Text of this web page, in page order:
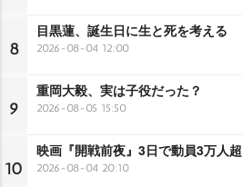
8
目黒蓮、誕生日に生と死を考える
2026-08-04 12:00
9
重岡大毅、実は子役だった？
2026-08-05 15:50
10
映画『開戦前夜』3日で動員3万人超
2026-08-04 20:10